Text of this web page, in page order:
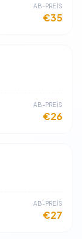
​AB-PREİS
€35
​AB-PREİS
€26
​AB-PREİS
€27